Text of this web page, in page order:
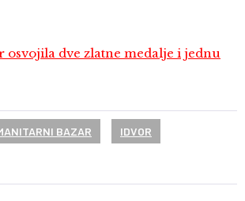
osvojila dve zlatne medalje i jednu
BAZAR IDVOR